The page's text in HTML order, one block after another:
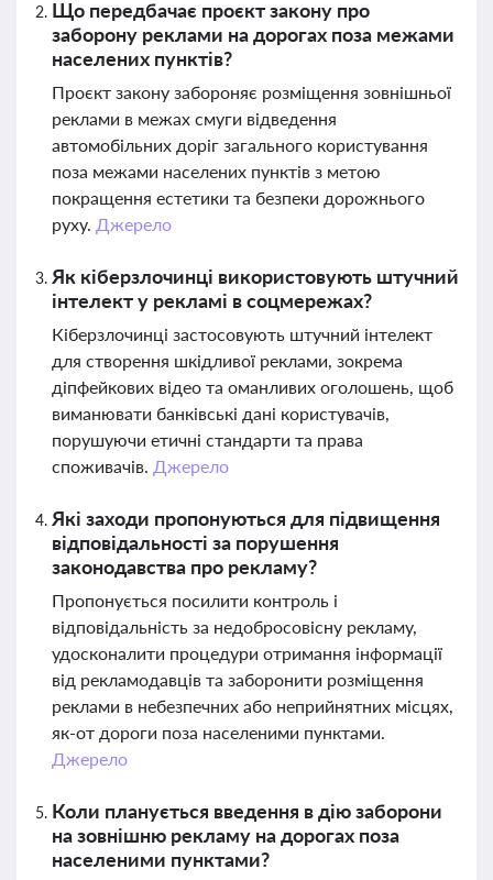
Що передбачає проєкт закону про
заборону реклами на дорогах поза межами
населених пунктів?
Проєкт закону забороняє розміщення зовнішньої
реклами в межах смуги відведення
автомобільних доріг загального користування
поза межами населених пунктів з метою
покращення естетики та безпеки дорожнього
руху. Джерело
Як кіберзлочинці використовують штучний
інтелект у рекламі в соцмережах?
Кіберзлочинці застосовують штучний інтелект
для створення шкідливої реклами, зокрема
діпфейкових відео та оманливих оголошень, щоб
виманювати банківські дані користувачів,
порушуючи етичні стандарти та права
споживачів. Джерело
Які заходи пропонуються для підвищення
відповідальності за порушення
законодавства про рекламу?
Пропонується посилити контроль і
відповідальність за недобросовісну рекламу,
удосконалити процедури отримання інформації
від рекламодавців та заборонити розміщення
реклами в небезпечних або неприйнятних місцях,
як-от дороги поза населеними пунктами.
Джерело
Коли планується введення в дію заборони
на зовнішню рекламу на дорогах поза
населеними пунктами?